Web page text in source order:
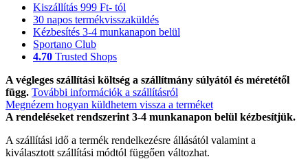
Kiszállítás 999 Ft- tól
30 napos termékvisszaküldés
Kézbesítés 3-4 munkanapon belül
Sportano Club
4.70 Trusted Shops
A végleges szállítási költség a szállítmány súlyától és méretétől
függ. További információk a szállításról
Megnézem hogyan küldhetem vissza a terméket
A rendeléseket rendszerint 3-4 munkanapon belül kézbesítjük.
A szállítási idő a termék rendelkezésre állásától valamint a
kiválasztott szállítási módtól függően változhat.